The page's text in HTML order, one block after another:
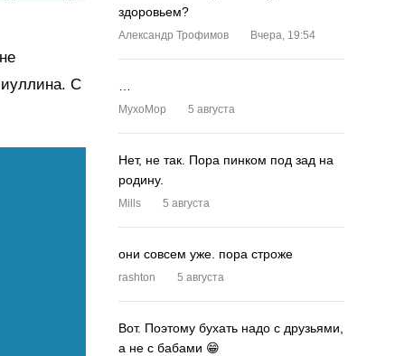
С
здоровьем?
Александр Трофимов Вчера, 19:54
MyxoMop 5 августа
Нет, не так. Пора пинком под зад на
родину.
Mills 5 августа
они совсем уже. пора строже
rashton 5 августа
Вот. Поэтому бухать надо с друзьями,
а не с бабами 😁